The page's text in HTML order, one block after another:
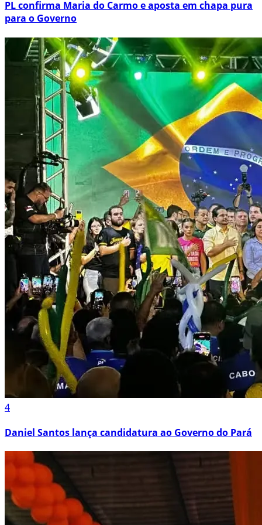
PL confirma Maria do Carmo e aposta em chapa pura
para o Governo
4
Daniel Santos lança candidatura ao Governo do Pará